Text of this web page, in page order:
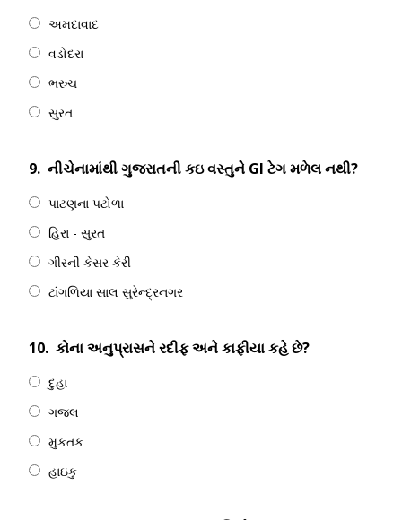
અમદાવાદ
વડોદરા
ભરુચ
સુરત
9. નીચેનામાંથી ગુજરાતની કઇ વસ્તુને GI ટેગ મળેલ નથી?
પાટણના પટોળા
હિરા - સુરત
ગીરની કેસર કેરી
ટાંગળિયા સાલ સુરેન્દ્રનગર
10. કોના અનુપ્રાસને રદીફ અને કાફીયા કહે છે?
દુહા
ગજલ
મુકતક
હાઇકુ